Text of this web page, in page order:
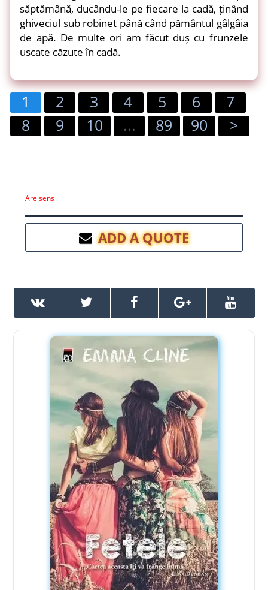
săptămână, ducându-le pe fiecare la cadă, ținând
ghiveciul sub robinet până când pământul gâlgâia
de apă. De multe ori am făcut duș cu frunzele
uscate căzute în cadă.
1 2 3 4 5 6
7
8
9 10 ... 89 90 >
Are sens
ADD A QUOTE